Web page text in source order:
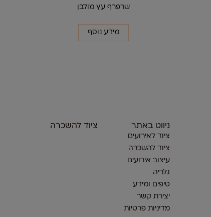
שרפרף עץ מולבן
מידע נוסף
ניווט באתר
ציוד לאירועים
ציוד להשכרה
עיצוב אירועים
גלריה
טיפים ומידע
יצירת קשר
מדיניות פרטיות
ציוד להשכרה